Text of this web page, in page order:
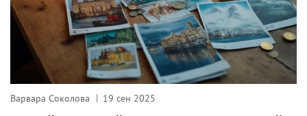
Варвара Соколова 19 сен 2025